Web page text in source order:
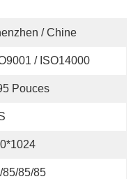
/ Chine
/ ISO14000
Pouces
85/85/85